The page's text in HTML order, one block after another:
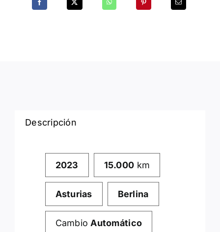
Descripción
2023 15.000 km
Asturias Berlina
Cambio Automático